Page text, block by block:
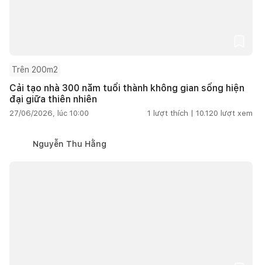
Trên 200m2
Cải tạo nhà 300 năm tuổi thành không gian sống hiện
đại giữa thiên nhiên
27/06/2026, lúc 10:00 1 lượt thích | 10.120 lượt xem
Nguyễn Thu Hằng